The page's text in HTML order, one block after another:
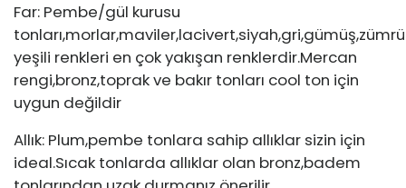
Far: Pembe/gül kurusu
yeşili renkleri en çok yakışan renklerdir.Mercan
rengi,bronz,toprak ve bakır tonları cool ton için
uygun değildir
Allık: Plum,pembe tonlara sahip allıklar sizin için
ideal.Sıcak tonlarda allıklar olan bronz,badem